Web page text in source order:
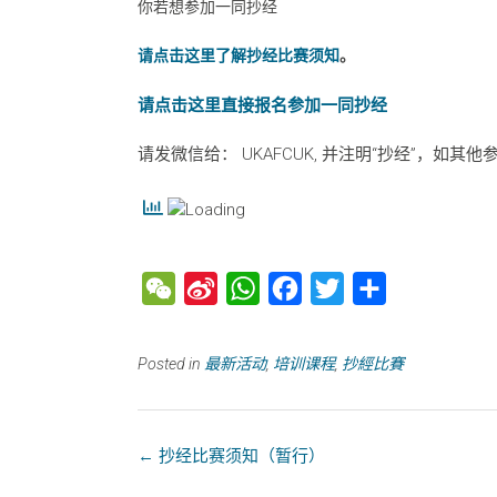
你若想参加一同抄经
请点击这里了解抄经比赛须知。
请点击这里直接报名参加一同抄经
请发微信给： UKAFCUK, 并注明“抄经”，如其他
W
C
t
n
e
W
a
A
c
o
i
Posted in 最新活动, 培训课程, 抄經比賽
← 抄经比赛须知（暂行）